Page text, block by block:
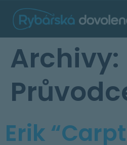
Archivy:
Erik